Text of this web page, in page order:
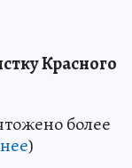
Красного
более
)